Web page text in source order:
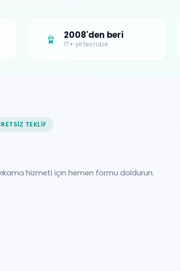
17+ 2008'den beri
17+ yıl tecrübe
TEKLIF
hizmeti için hemen formu doldurun.